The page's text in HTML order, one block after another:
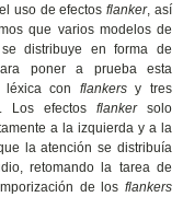
uso de efectosflanker, así
que varios modelos de
distribuye en forma de
poner a prueba esta
léxica con flankersy tres
Los efectosflankersolo
a la izquierda y a la
la atención se distribuía
retomando la tarea de
de losflankers